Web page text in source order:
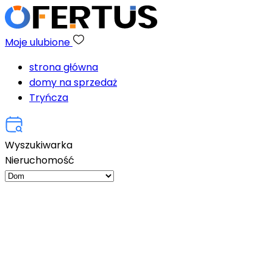
Moje ulubione
strona główna
domy na sprzedaż
Tryńcza
Wyszukiwarka
Nieruchomość